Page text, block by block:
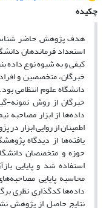
چکیده
هدف پژوهش حاضر
استعداد فرماندهان
کیفی و به شیوه نوع داده
خبرگان، متخصصین و
دانشگاه علوم انتظامی
خبرگان از روش نمونه-
داده‌ها از ابزار
اطمینان از روایی ابزار
یافته‌ها از دیدگاه
حوزه و متخصصان
استفاده شد و پایایی
محاسبه پایایی
داده‌ها کدگذاری نظری
نتایج حاصل از پژوهش